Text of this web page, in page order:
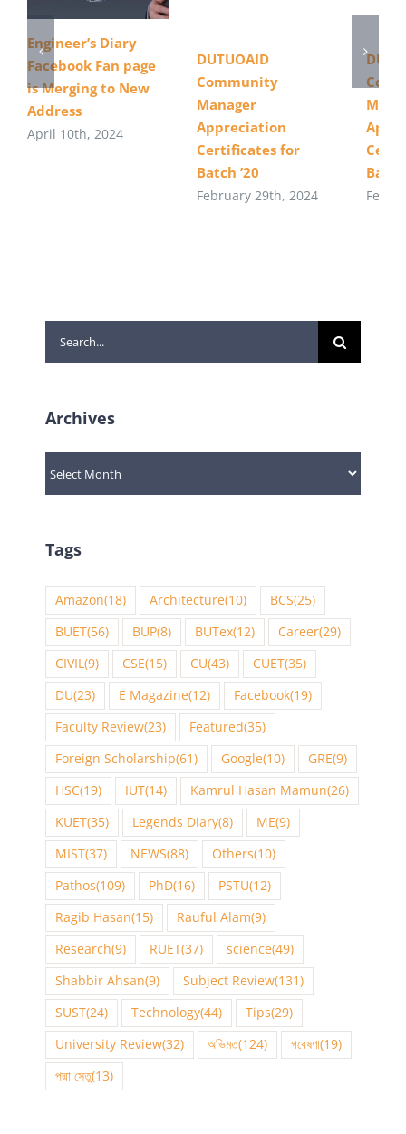
Engineer’s Diary
Facebook Fan page
is Merging to New
Address
April 10th, 2024
DUTUOAID
Community
Manager
Appreciation
Certificates for
Batch ’20
February 29th, 2024
Batch
Search
for:
Archives
Archives
Tags
Amazon(18) Architecture(10) BCS(25)
BUET(56) BUP(8) BUTex(12) Career(29)
CIVIL(9) CSE(15) CU(43) CUET(35)
DU(23) E Magazine(12) Facebook(19)
Faculty Review(23) Featured(35)
Foreign Scholarship(61) Google(10) GRE(9)
HSC(19) IUT(14) Kamrul Hasan Mamun(26)
KUET(35) Legends Diary(8) ME(9)
MIST(37) NEWS(88) Others(10)
Pathos(109) PhD(16) PSTU(12)
Ragib Hasan(15) Rauful Alam(9)
Research(9) RUET(37) science(49)
Shabbir Ahsan(9) Subject Review(131)
SUST(24) Technology(44) Tips(29)
University Review(32) অভিমত(124) গবেষণা(19)
পদ্মা সেতু(13)